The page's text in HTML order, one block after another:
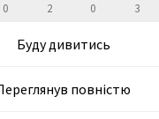
0 2 0 3
Буду дивитись
повністю